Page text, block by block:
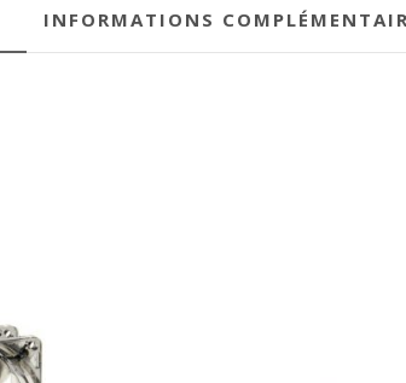
INFORMATIONS